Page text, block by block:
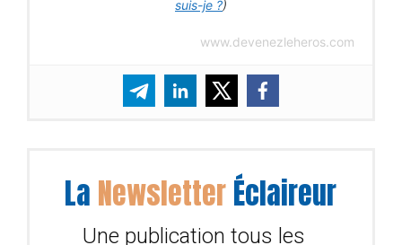
suis-je ?)
www.devenezleheros.com
La NewsletterÉclaireur
Une publication tous les